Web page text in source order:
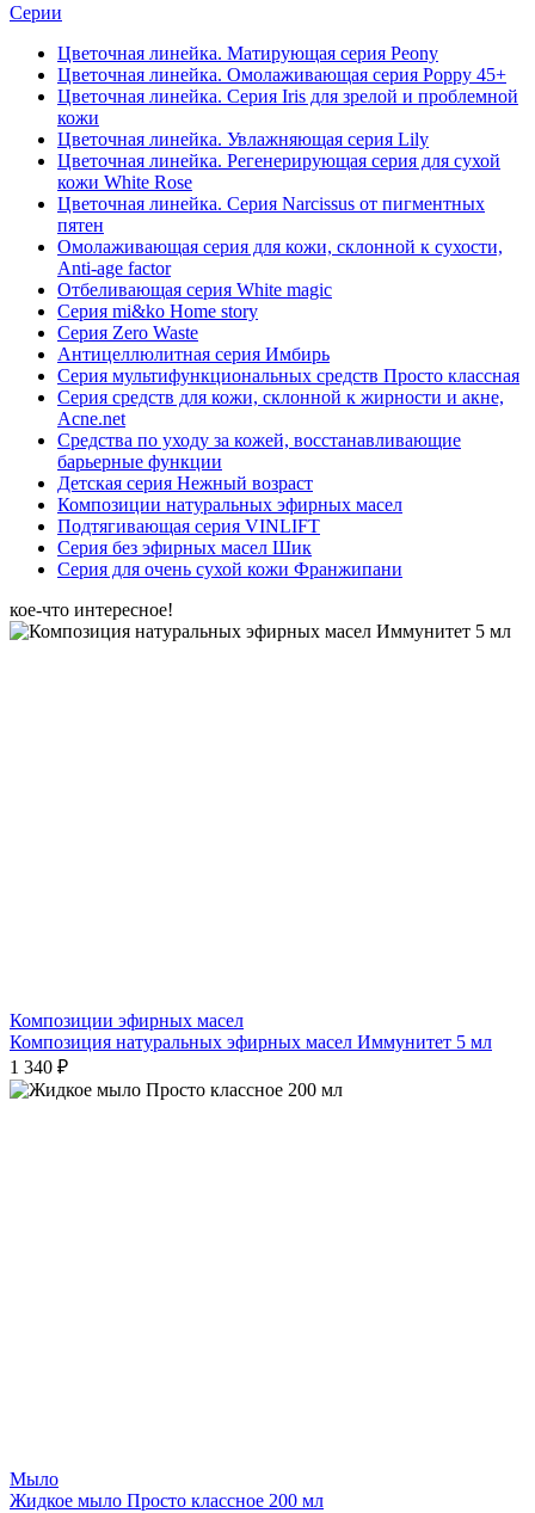
Серии
Цветочная линейка. Матирующая серия Peony
Цветочная линейка. Омолаживающая серия Poppy 45+
Цветочная линейка. Серия Iris для зрелой и проблемной
кожи
Цветочная линейка. Увлажняющая серия Lily
Цветочная линейка. Регенерирующая серия для сухой
кожи White Rose
Цветочная линейка. Серия Narcissus от пигментных
пятен
Омолаживающая серия для кожи, склонной к сухости,
Anti-age factor
Отбеливающая серия White magic
Серия mi&ko Home story
Серия Zero Waste
Антицеллюлитная серия Имбирь
Серия мультифункциональных средств Просто классная
Серия средств для кожи, склонной к жирности и акне,
Acne.net
Средства по уходу за кожей, восстанавливающие
барьерные функции
Детская серия Нежный возраст
Композиции натуральных эфирных масел
Подтягивающая серия VINLIFT
Серия без эфирных масел Шик
Серия для очень сухой кожи Франжипани
кое-что интересное!
Композиции эфирных масел
Композиция натуральных эфирных масел Иммунитет 5 мл
1 340 ₽
Мыло
Жидкое мыло Просто классное 200 мл